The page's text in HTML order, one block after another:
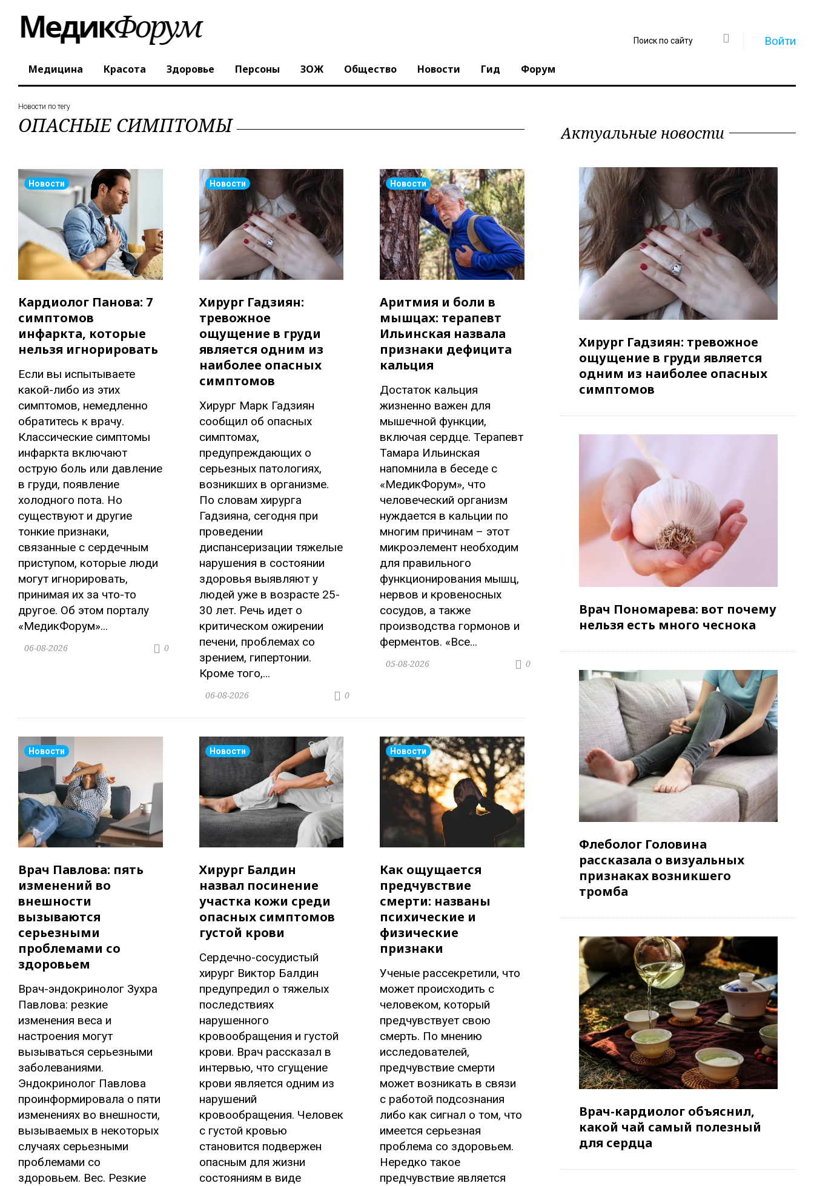
Войти
Регистрация
Медицина Красота Здоровье Персоны ЗОЖ Общество Новости Гид Форум
Новости по тегу
ОПАСНЫЕ СИМПТОМЫ
Новости
Кардиолог Панова: 7
симптомов
инфаркта, которые
нельзя игнорировать
Если вы испытываете
какой-либо из этих
симптомов, немедленно
обратитесь к врачу.
Классические симптомы
инфаркта включают
острую боль или давление
в груди, появление
холодного пота. Но
существуют и другие
тонкие признаки,
связанные с сердечным
приступом, которые люди
могут игнорировать,
принимая их за что-то
другое. Об этом порталу
«МедикФорум»...
0
06-08-2026
Новости
Хирург Гадзиян:
тревожное
ощущение в груди
является одним из
наиболее опасных
симптомов
Хирург Марк Гадзиян
сообщил об опасных
симптомах,
предупреждающих о
серьезных патологиях,
возникших в организме.
По словам хирурга
Гадзияна, сегодня при
проведении
диспансеризации тяжелые
нарушения в состоянии
здоровья выявляют у
людей уже в возрасте 25-
30 лет. Речь идет о
критическом ожирении
печени, проблемах со
зрением, гипертонии.
Кроме того,...
0
06-08-2026
Новости
Аритмия и боли в
мышцах: терапевт
Ильинская назвала
признаки дефицита
кальция
Достаток кальция
жизненно важен для
мышечной функции,
включая сердце. Терапевт
Тамара Ильинская
напомнила в беседе с
«МедикФорум», что
человеческий организм
нуждается в кальции по
многим причинам – этот
микроэлемент необходим
для правильного
функционирования мышц,
нервов и кровеносных
сосудов, а также
производства гормонов и
ферментов. «Все...
0
05-08-2026
Новости
Врач Павлова: пять
изменений во
внешности
вызываются
серьезными
проблемами со
здоровьем
Врач-эндокринолог Зухра
Павлова: резкие
изменения веса и
настроения могут
вызываться серьезными
заболеваниями.
Эндокринолог Павлова
проинформировала о пяти
изменениях во внешности,
вызываемых в некоторых
случаях серьезными
проблемами со
здоровьем. Вес. Резкие
Новости
Хирург Балдин
назвал посинение
участка кожи среди
опасных симптомов
густой крови
Сердечно-сосудистый
хирург Виктор Балдин
предупредил о тяжелых
последствиях
нарушенного
кровообращения и густой
крови. Врач рассказал в
интервью, что сгущение
крови является одним из
нарушений
кровообращения. Человек
с густой кровью
становится подвержен
опасным для жизни
состояниям в виде
Новости
Как ощущается
предчувствие
смерти: названы
психические и
физические
признаки
Ученые рассекретили, что
может происходить с
человеком, который
предчувствует свою
смерть. По мнению
исследователей,
предчувствие смерти
может возникать в связи
с работой подсознания
либо как сигнал о том, что
имеется серьезная
проблема со здоровьем.
Нередко такое
предчувствие является
Актуальные новости
Хирург Гадзиян: тревожное
ощущение в груди является
одним из наиболее опасных
симптомов
Врач Пономарева: вот почему
нельзя есть много чеснока
Флеболог Головина
рассказала о визуальных
признаках возникшего
тромба
Врач-кардиолог объяснил,
какой чай самый полезный
для сердца